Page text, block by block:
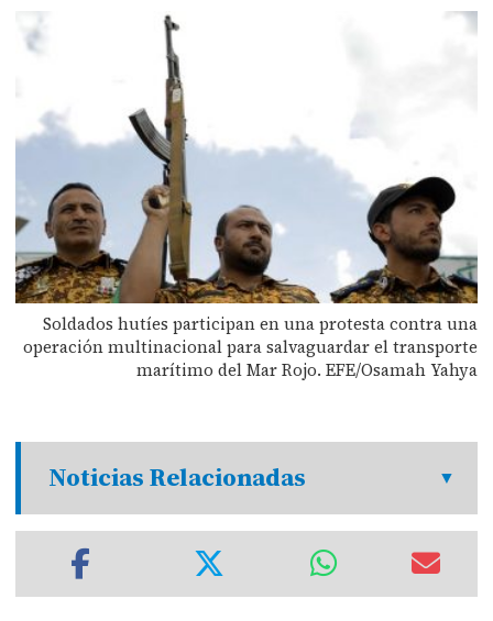
Soldados hutíes participan en una protesta contra una
operación multinacional para salvaguardar el transporte
marítimo del Mar Rojo. EFE/Osamah Yahya
Noticias Relacionadas